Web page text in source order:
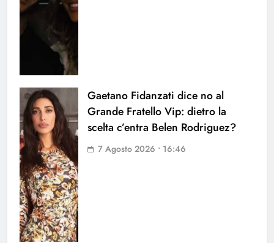
Gaetano Fidanzati dice no al
Grande Fratello Vip: dietro la
scelta c’entra Belen Rodriguez?
7 Agosto 2026 • 16:46